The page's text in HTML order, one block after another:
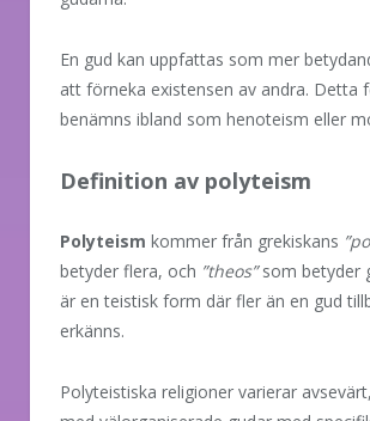
En gud kan uppfattas som mer
att förneka existensen av andra. Detta
benämns ibland som henoteism eller
Definition av polyteism
Polyteism kommer från grekiskans
betyder flera, och ”theos”som betyder
är en teistisk form där fler än en gud
erkänns.
Polyteistiska religioner varierar